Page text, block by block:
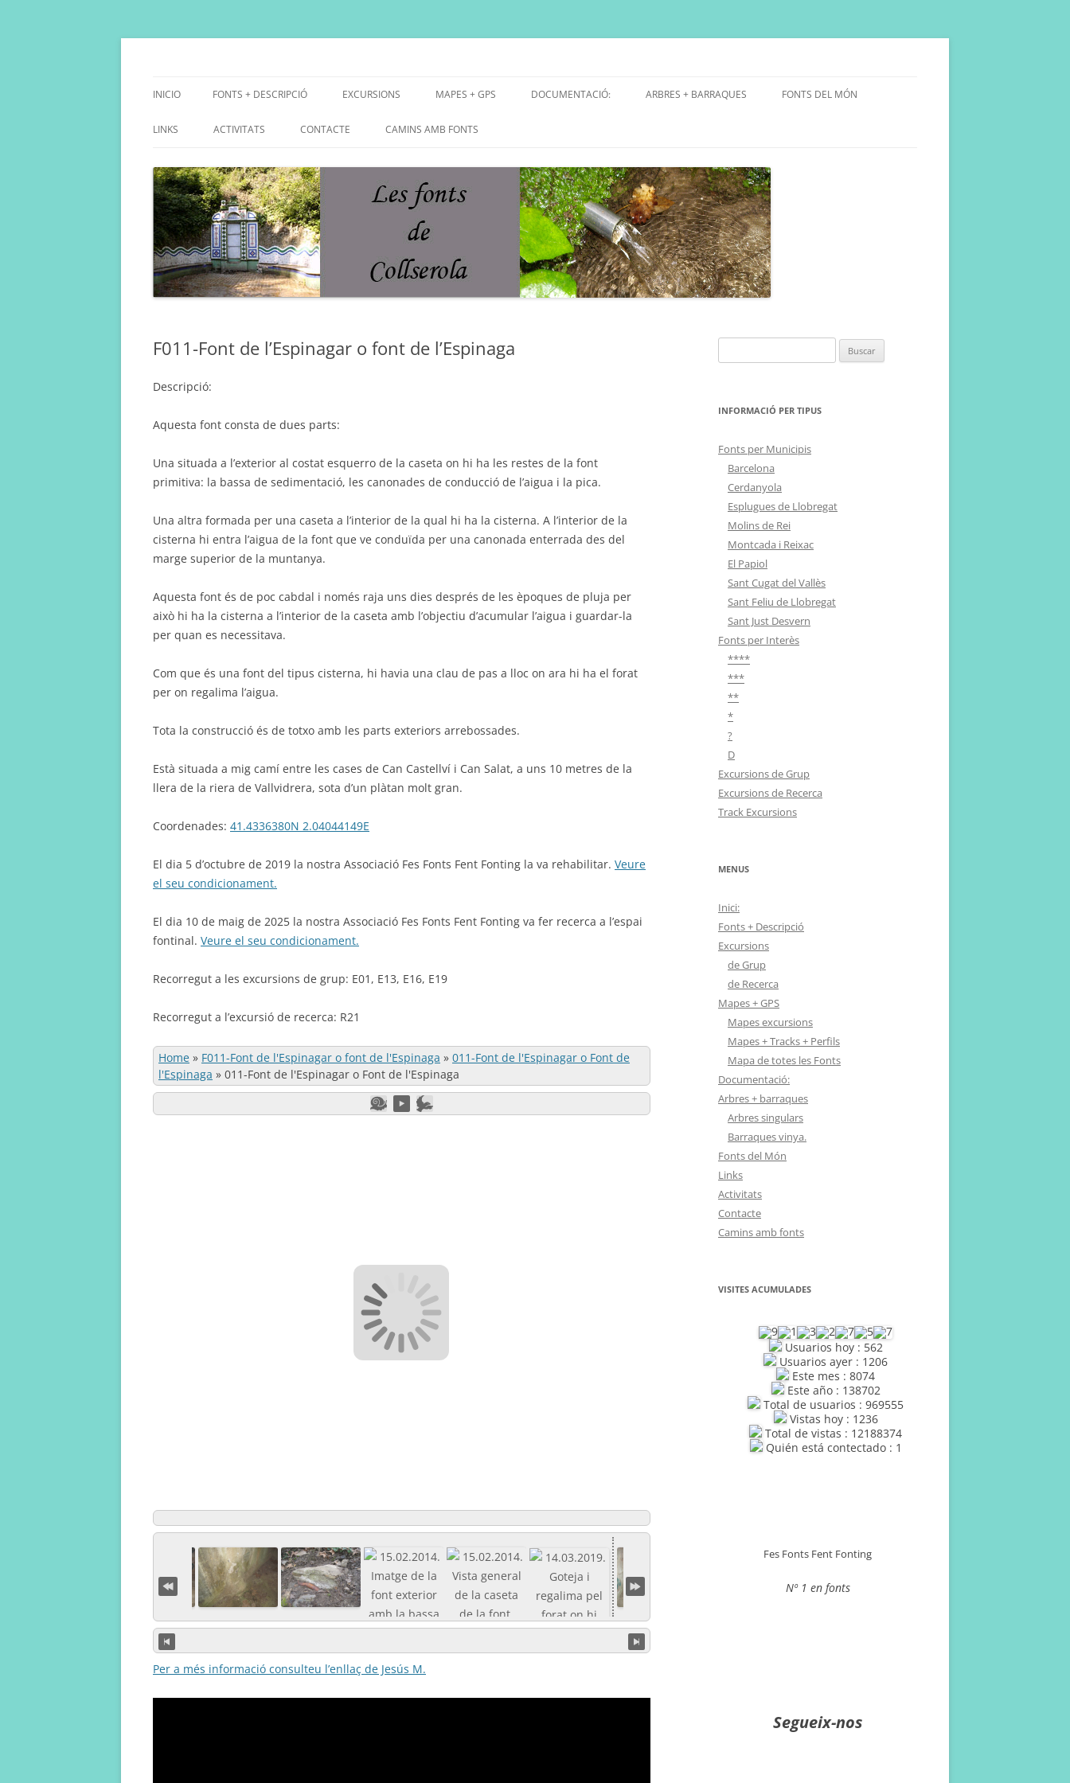
Saltar
INICIO FONTS + DESCRIPCIÓ EXCURSIONS
DE GRUP
MAPES + GPS
MAPES EXCURSIONS
MAPA DE TOTES LES FONTS
DOCUMENTACIÓ: ARBRES + BARRAQUES FONTS DEL MÓN
LINKS ACTIVITATS CONTACTE CAMINS AMB FONTS
F011-Font de l’Espinagar o font de l’Espinaga
Descripció:
Aquesta font consta de dues parts:
Una situada a l’exterior al costat esquerro de la caseta on hi ha les restes de la font
primitiva: la bassa de sedimentació, les canonades de conducció de l’aigua i la pica.
Una altra formada per una caseta a l’interior de la qual hi ha la cisterna. A l’interior de la
cisterna hi entra l’aigua de la font que ve conduïda per una canonada enterrada des del
marge superior de la muntanya.
Aquesta font és de poc cabdal i només raja uns dies després de les èpoques de pluja per
això hi ha la cisterna a l’interior de la caseta amb l’objectiu d’acumular l’aigua i guardar-la
per quan es necessitava.
Com que és una font del tipus cisterna, hi havia una clau de pas a lloc on ara hi ha el forat
per on regalima l’aigua.
Tota la construcció és de totxo amb les parts exteriors arrebossades.
Està situada a mig camí entre les cases de Can Castellví i Can Salat, a uns 10 metres de la
llera de la riera de Vallvidrera, sota d’un plàtan molt gran.
Coordenades: 41.4336380N 2.04044149E
El dia 5 d’octubre de 2019 la nostra Associació Fes Fonts Fent Fonting la va rehabilitar. Veure
el seu condicionament.
El dia 10 de maig de 2025 la nostra Associació Fes Fonts Fent Fonting va fer recerca a l’espai
fontinal. Veure el seu condicionament.
Recorregut a les excursions de grup: E01, E13, E16, E19
Recorregut a l’excursió de recerca: R21
Home » F011-Font de l'Espinagar o font de l'Espinaga » 011-Font de l'Espinagar o Font de
l'Espinaga » 011-Font de l'Espinagar o Font de l'Espinaga
Per a més informació consulteu l’enllaç de Jesús M.
INFORMACIÓ PER TIPUS
Fonts per Municipis
Barcelona
Cerdanyola
Esplugues de Llobregat
Molins de Rei
Montcada i Reixac
El Papiol
Sant Cugat del Vallès
Sant Feliu de Llobregat
Sant Just Desvern
Fonts per Interès
****
***
**
*
?
D
Excursions de Grup
Excursions de Recerca
Track Excursions
MENUS
Inici:
Fonts + Descripció
Excursions
de Grup
de Recerca
Mapes + GPS
Mapes excursions
Mapes + Tracks + Perfils
Mapa de totes les Fonts
Documentació:
Arbres + barraques
Arbres singulars
Barraques vinya.
Fonts del Món
Links
Activitats
Contacte
Camins amb fonts
VISITES ACUMULADES
Usuarios hoy : 562
Usuarios ayer : 1206
Este mes : 8074
Este año : 138702
Total de usuarios : 969555
Vistas hoy : 1236
Total de vistas : 12188374
Quién está contectado : 1
Fes Fonts Fent Fonting
Nº 1 en fonts
Segueix-nos